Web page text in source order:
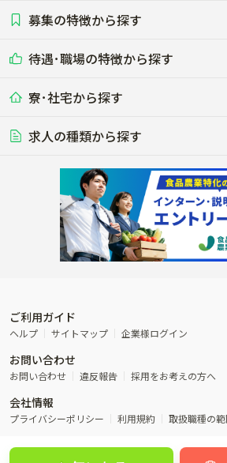
その他（独立・副業など）
酪農
する牧場
養豚
る養豚場
レースで活躍する馬の手入れや子馬
その他
その他
ど）
畑・圃場で野菜・穀物を生産 ビニー
稲作
ビニールハウスで観賞用植物の栽
植物工
環境制
理
農業資材･肥料
農場設備・肥料・飼料の生産・流
農業用の機械・機材の開発・販
流通･
農産物
入
製造･加工･販売 福祉
その他農業関連企業
ネス
その他業種
木材の植林・伐採・加工、または
漁業･
魚介類
工場
農場･牧場･現場職
専門
研究･開発 WEB･
その他職種
募集の特徴から探す
未経験歓迎
学歴不問
50代採用実績あり
AT免
内定まで最短1週間 管理者
待遇･職場の特徴から探す
社会保険完備
食事補助あり
年間休
経験者優遇 独立支
寮･社宅から探す
単身寮あり
寮･社宅相談可
求人の種類から探す
転職おまかせ求人
ご利用ガイド
ヘルプ サイトマップ 企業様ログイン
お問い合わせ
お問い合わせ 違反報告 採用をお考えの方へ
会社情報
プライバシーポリシー 利用規約 取扱職種の